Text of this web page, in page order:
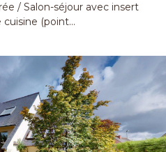
/ Salon-séjour avec insert
(point...